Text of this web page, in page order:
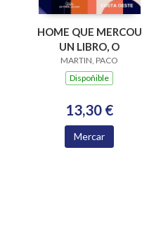
HOME QUE MERCOU
UN LIBRO, O
MARTIN, PACO
Dispoñible
13,30 €
Mercar